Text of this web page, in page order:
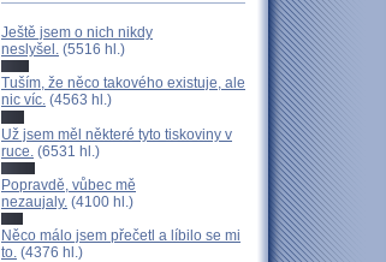
Ještě jsem o nich nikdy
neslyšel. (5516 hl.)
Tuším, že něco takového existuje, ale
nic víc. (4563 hl.)
Už jsem měl některé tyto tiskoviny v
ruce. (6531 hl.)
Popravdě, vůbec mě
nezaujaly. (4100 hl.)
Něco málo jsem přečetl a líbilo se mi
to. (4376 hl.)